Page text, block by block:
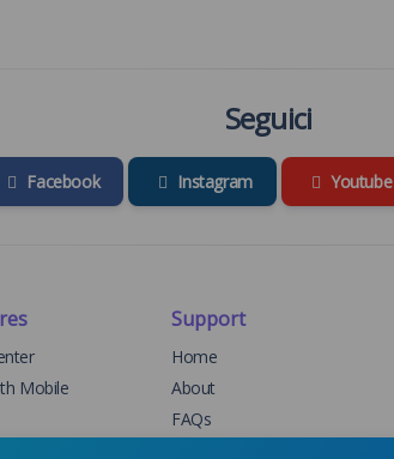
Seguici
Facebook Instagram Youtube
Mobile
Support
Home
About
FAQs